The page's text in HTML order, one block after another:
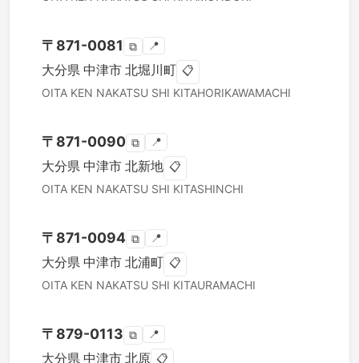
〒 871-0081 ⧉ 📍
大分県 中津市 北堀川町 📋
OITA KEN NAKATSU SHI KITAHORIKAWAMACHI
〒 871-0090 ⧉ 📍
大分県 中津市 北新地 📋
OITA KEN NAKATSU SHI KITASHINCHI
〒 871-0094 ⧉ 📍
大分県 中津市 北浦町 📋
OITA KEN NAKATSU SHI KITAURAMACHI
〒 879-0113 ⧉ 📍
大分県 中津市 北原 📋